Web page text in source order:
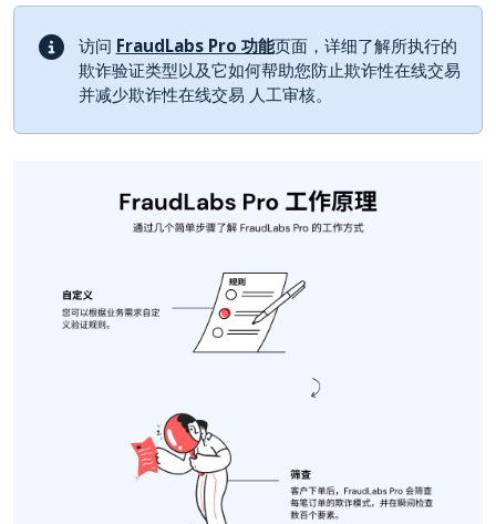
Shopware
Sylius
访问 FraudLabs Pro 功能页面，详细了解所执行的
欺诈验证类型以及它如何帮助您防止欺诈性在线交易
并减少欺诈性在线交易 人工审核。